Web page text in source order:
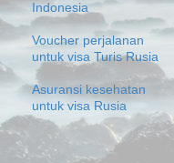
Indonesia
Voucher perjalanan
untuk visa Turis Rusia
Asuransi kesehatan
untuk visa Rusia